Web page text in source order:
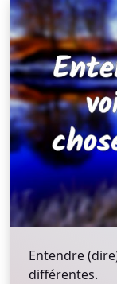
Entendre
différentes.